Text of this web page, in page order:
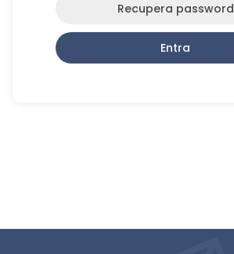
Recupera password
Entra